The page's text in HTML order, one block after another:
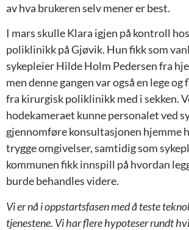
av hva brukeren selv mener er best.
I mars skulle Klara igjen på kontroll
poliklinikk på Gjøvik. Hun fikk som
sykepleier Hilde Holm Pedersen fra
men denne gangen var også en lege
fra kirurgisk poliklinikk med i sekken.
hodekameraet kunne personalet ved
gjennomføre konsultasjonen hjemme
trygge omgivelser, samtidig som
kommunen fikk innspill på hvordan
burde behandles videre.
Vi er nå i oppstartsfasen med å teste
tjenestene. Vi har flere hypoteser rundt